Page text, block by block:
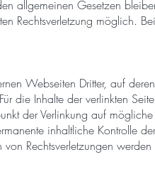
allgemeinen Gesetzen
Rechtsverletzung möglich.
Webseiten Dritter, auf
die Inhalte der verlinkten
der Verlinkung auf
inhaltliche Kontrolle
Rechtsverletzungen